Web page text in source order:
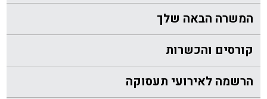
המשרה הבאה שלך
קורסים והכשרות
הרשמה לאירועי תעסוקה